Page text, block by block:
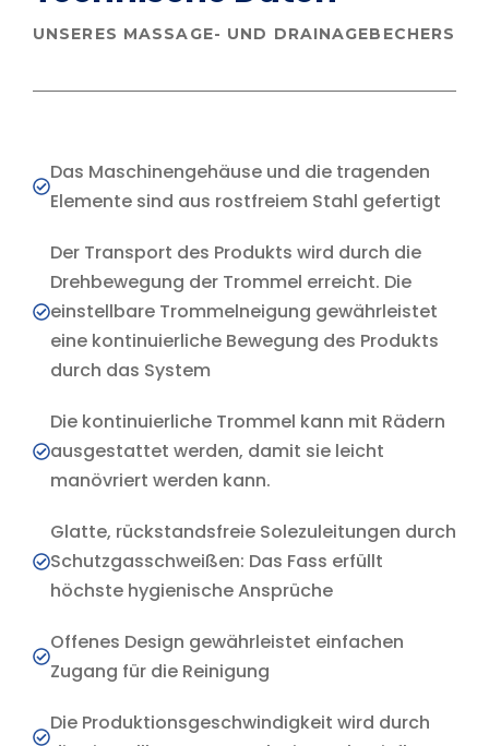
UNSERES MASSAGE- UND DRAINAGEBECHERS
Das Maschinengehäuse und die tragenden
Elemente sind aus rostfreiem Stahl gefertigt
Der Transport des Produkts wird durch die
Drehbewegung der Trommel erreicht. Die
einstellbare Trommelneigung gewährleistet
eine kontinuierliche Bewegung des Produkts
durch das System
Die kontinuierliche Trommel kann mit Rädern
ausgestattet werden, damit sie leicht
manövriert werden kann.
Glatte, rückstandsfreie Solezuleitungen durch
Schutzgasschweißen: Das Fass erfüllt
höchste hygienische Ansprüche
Offenes Design gewährleistet einfachen
Zugang für die Reinigung
Die Produktionsgeschwindigkeit wird durch